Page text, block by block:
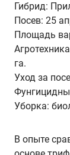
Гибрид:
Посев: 25
Площадь
га.
Уход за
Уборка:
В опыте